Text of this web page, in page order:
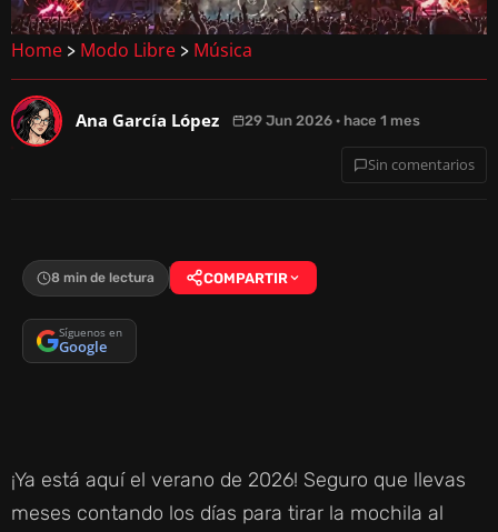
Home > Modo Libre > Música
Ana García López 29 Jun 2026 · hace 1 mes
Sin comentarios
8 min de lectura COMPARTIR
Síguenos en
Google
¡Ya está aquí el verano de 2026! Seguro que llevas
meses contando los días para tirar la mochila al